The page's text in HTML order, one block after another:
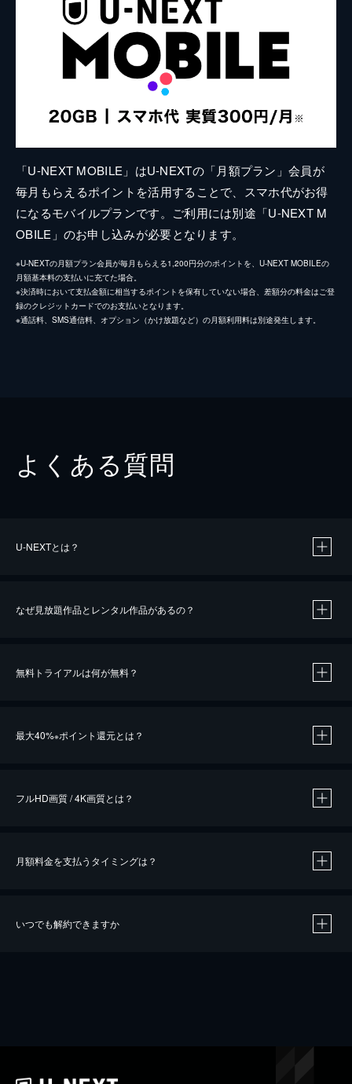
「U-NEXT MOBILE」はU-NEXTの「月額プラン」会員が
毎月もらえるポイントを活用することで、スマホ代がお得
になるモバイルプランです。ご利用には別途「U-NEXT M
OBILE」のお申し込みが必要となります。
※U-NEXTの月額プラン会員が毎月もらえる1,200円分のポイントを、U-NEXT MOBILEの
月額基本料の支払いに充てた場合。
※決済時において支払金額に相当するポイントを保有していない場合、差額分の料金はご登
録のクレジットカードでのお支払いとなります。
※通話料、SMS通信料、オプション（かけ放題など）の月額利用料は別途発生します。
よくある質問
U-NEXTとは？
なぜ見放題作品とレンタル作品があるの？
無料トライアルは何が無料？
最大40%※ポイント還元とは？
※40％ポイント還元の対象は、クレジットカード決済による作品の購入 / レンタルです。
iOSアプリのUコイン決済による作品の購入 / レンタルは、20％のポイント還元です。
フルHD画質 / 4K画質とは？
月額料金を支払うタイミングは？
いつでも解約できますか